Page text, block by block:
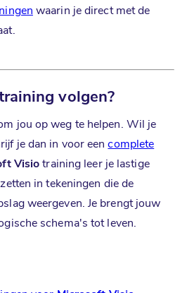
waarin je direct met de
volgen?
jou op weg te helpen. Wil je
je dan in voor eencomplete
Visio training leer je lastige
in tekeningen die de
weergeven. Je brengt jouw
schema's tot leven.